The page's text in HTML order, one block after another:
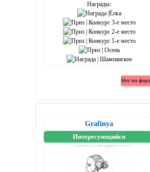
Награды:
Grafinya
Интересующийся